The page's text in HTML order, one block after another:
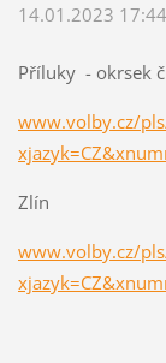
14.01.2023 17:44
Příluky - okrsek
www.volby.cz/
Zlín
www.volby.cz/